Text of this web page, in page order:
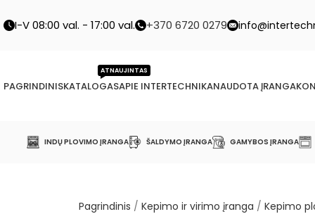
I-V 08:00 val. - 17:00 val. +370 6720 0279
PAGRINDINISKATALOGAS
ATNAUJINTAS
APIE INTERTECHNIKANAUDOTA ĮRANGA
INDŲ PLOVIMO ĮRANGA ŠALDYMO ĮRANGA GAMYBOS ĮRANGA
Pagrindinis / Kepimo ir virimo įranga / Kepimo